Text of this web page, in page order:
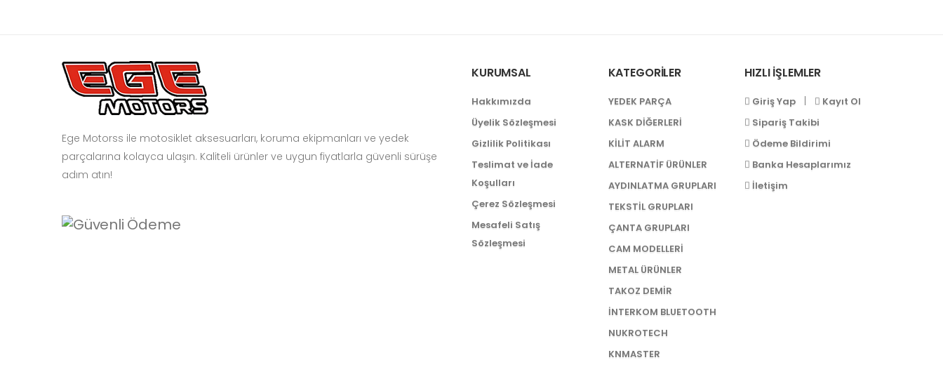
Ege Motorss ile motosiklet aksesuarları, koruma ekipmanları ve yedek
parçalarına kolayca ulaşın. Kaliteli ürünler ve uygun fiyatlarla güvenli sürüşe
adım atın!
KURUMSAL
Hakkımızda
Üyelik Sözleşmesi
Gizlilik Politikası
Teslimat ve İade
Koşulları
Çerez Sözleşmesi
Mesafeli Satış
Sözleşmesi
KATEGORİLER
YEDEK PARÇA
KASK DİĞERLERİ
KİLİT ALARM
ALTERNATİF ÜRÜNLER
AYDINLATMA GRUPLARI
TEKSTİL GRUPLARI
ÇANTA GRUPLARI
CAM MODELLERİ
METAL ÜRÜNLER
TAKOZ DEMİR
İNTERKOM BLUETOOTH
NUKROTECH
KNMASTER
HIZLI İŞLEMLER
Giriş Yap
Kayıt Ol
Sipariş Takibi
Ödeme Bildirimi
Banka Hesaplarımız
İletişim